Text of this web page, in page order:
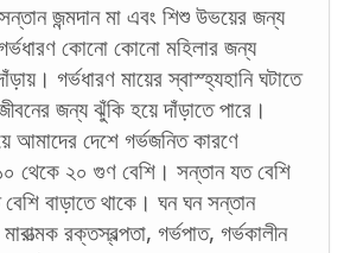
জন্মদান মা এবং শিশু উভয়ের জন্য
কোনো কোনো মহিলার জন্য
গর্ভধারণ মায়ের স্বাস্হ্যহানি ঘটাতে
জন্য ঝুঁকি হয়ে দাঁড়াতে পারে।
আমাদের দেশে গর্ভজনিত কারণে
থেকে ২০ গুণ বেশি। সন্তান যত বেশি
বাড়াতে থাকে। ঘন ঘন সন্তান
রক্তস্বল্পতা, গর্ভপাত, গর্ভকালীন